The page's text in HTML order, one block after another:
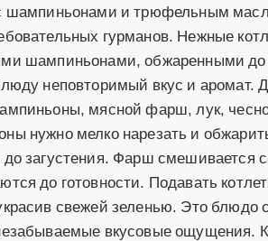
шампиньонами и трюфельным
гурманов. Нежные
шампиньонами, обжаренными до
неповторимый вкус и аромат.
мясной фарш, лук,
нужно мелко нарезать и
загустения. Фарш смешивается
до готовности. Подавать
свежей зеленью. Это блюдо
вкусовые